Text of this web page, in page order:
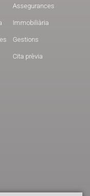
Assegurances
Immobiliària
Gestions
Cita prèvia